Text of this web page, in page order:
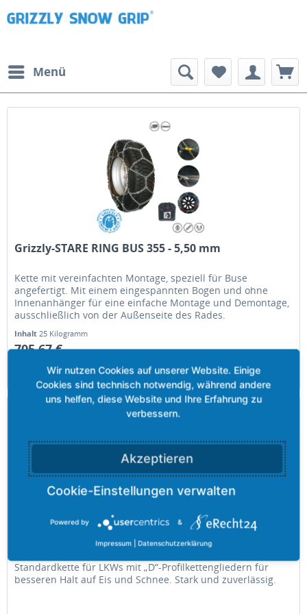
Menü
Grizzly-STARE RING BUS 355 - 5,50 mm
Kette mit vereinfachten Montage, speziell für Buse
angefertigt. Mit einem eingespannten Bogen und ohne
Innenanhänger für eine einfache Montage und Demontage,
ausschließlich von der Außenseite des Rades.
Inhalt25 Kilogramm
705,67 €
Merken
STANDARD W 1410 - 6,5 mm
Standardkette für LKWs mit „D“-Profilkettengliedern für
besseren Halt auf Eis und Schnee. Stark und zuverlässig.
Akzeptieren
Powered by &
Impressum Datenschutzerklärung